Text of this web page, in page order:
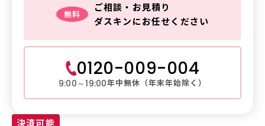
無料
ご相談・お見積り
ダスキンにお任せください
0120-009-004
9:00～19:00年中無休（年末年始除く）
決済可能